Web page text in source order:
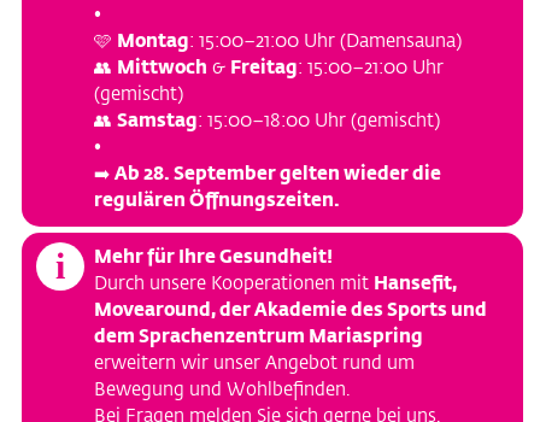
•
🩷 Montag: 15:00–21:00 Uhr (Damensauna)
👥 Mittwoch & Freitag: 15:00–21:00 Uhr
(gemischt)
👥 Samstag: 15:00–18:00 Uhr (gemischt)
•
➡️ Ab 28. September gelten wieder die
regulären Öffnungszeiten.
i
Mehr für Ihre Gesundheit!
Durch unsere Kooperationen mit Hansefit,
Movearound, der Akademie des Sports und
dem Sprachenzentrum Mariaspring
erweitern wir unser Angebot rund um
Bewegung und Wohlbefinden.
Bei Fragen melden Sie sich gerne bei uns.